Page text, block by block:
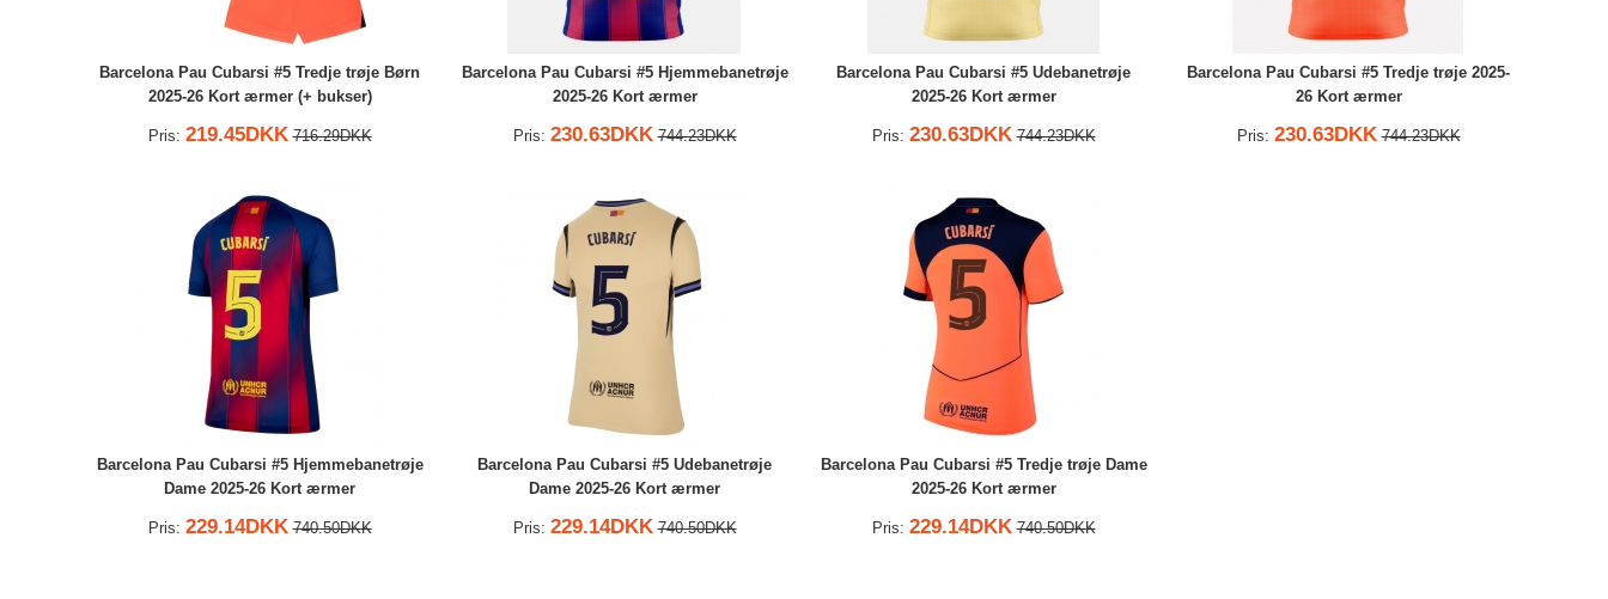
Barcelona Pau Cubarsi #5 Tredje trøje Børn
2025-26 Kort ærmer (+ bukser)
Pris: 219.45DKK 716.29DKK
Barcelona Pau Cubarsi #5 Hjemmebanetrøje
2025-26 Kort ærmer
Pris: 230.63DKK 744.23DKK
Barcelona Pau Cubarsi #5 Udebanetrøje
2025-26 Kort ærmer
Pris: 230.63DKK 744.23DKK
Barcelona Pau Cubarsi #5 Tredje trøje 2025-
26 Kort ærmer
Pris: 230.63DKK 744.23DKK
Barcelona Pau Cubarsi #5 Hjemmebanetrøje
Dame 2025-26 Kort ærmer
Pris: 229.14DKK 740.50DKK
Barcelona Pau Cubarsi #5 Udebanetrøje
Dame 2025-26 Kort ærmer
Pris: 229.14DKK 740.50DKK
Barcelona Pau Cubarsi #5 Tredje trøje Dame
2025-26 Kort ærmer
Pris: 229.14DKK 740.50DKK